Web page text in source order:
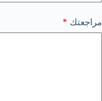
مراجعتك *